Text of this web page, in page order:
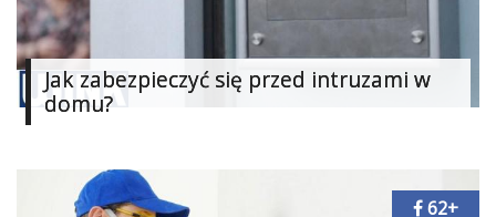
Kategorie
Dodaj
«
Dodaj
Jak zabezpieczyć się przed intruzami w
domu?
62+